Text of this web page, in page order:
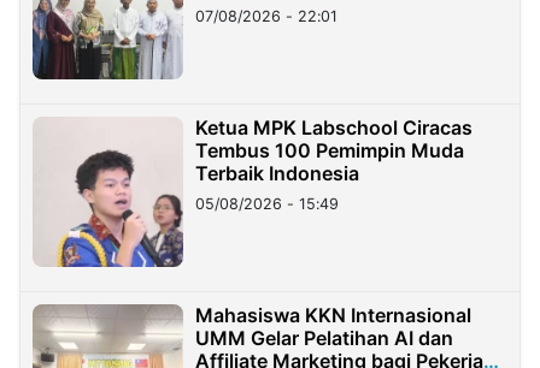
07/08/2026 - 22:01
Ketua MPK Labschool Ciracas
Tembus 100 Pemimpin Muda
Terbaik Indonesia
05/08/2026 - 15:49
Mahasiswa KKN Internasional
UMM Gelar Pelatihan AI dan
Affiliate Marketing bagi Pekerja